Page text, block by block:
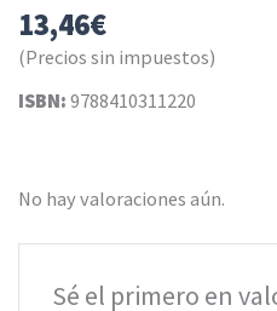
13,46€
(Precios sin impuestos)
ISBN: 9788410311220
No hay valoraciones aún.
Sé el primero en